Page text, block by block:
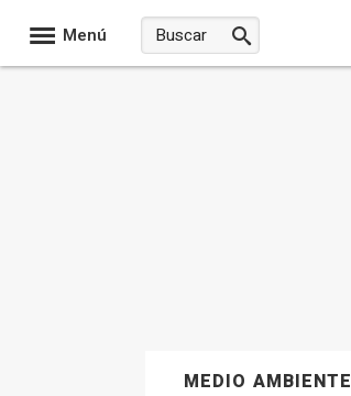
Menú
MEDIO AMBIENTE